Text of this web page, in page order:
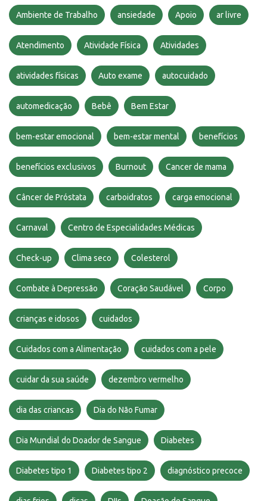
Ambiente de Trabalho ansiedade Apoio ar livre
Atendimento Atividade Física Atividades
atividades físicas Auto exame autocuidado
automedicação Bebê Bem Estar
bem-estar emocional bem-estar mental benefícios
benefícios exclusivos Burnout Cancer de mama
Câncer de Próstata carboidratos carga emocional
Carnaval Centro de Especialidades Médicas
Check-up Clima seco Colesterol
Combate à Depressão Coração Saudável Corpo
crianças e idosos cuidados
Cuidados com a Alimentação cuidados com a pele
cuidar da sua saúde dezembro vermelho
dia das criancas Dia do Não Fumar
Dia Mundial do Doador de Sangue Diabetes
Diabetes tipo 1 Diabetes tipo 2 diagnóstico precoce